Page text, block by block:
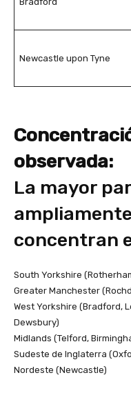
Newcastle upon Tyne
observada:
La mayor
concentran
South Yorkshire
Greater Manchester
West Yorkshire (Bradford,
Dewsbury)
Midlands (Telford,
Sudeste de Inglaterra
Nordeste (Newcastle)